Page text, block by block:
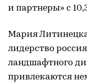
и партнеры» с
Мария
лидерство
ландшафтного
привлекаются